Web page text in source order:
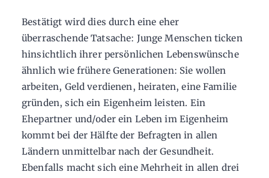
Bestätigt wird dies durch eine eher
überraschende Tatsache: Junge Menschen ticken
hinsichtlich ihrer persönlichen Lebenswünsche
ähnlich wie frühere Generationen: Sie wollen
arbeiten, Geld verdienen, heiraten, eine Familie
gründen, sich ein Eigenheim leisten. Ein
Ehepartner und/oder ein Leben im Eigenheim
kommt bei der Hälfte der Befragten in allen
Ländern unmittelbar nach der Gesundheit.
Ebenfalls macht sich eine Mehrheit in allen drei